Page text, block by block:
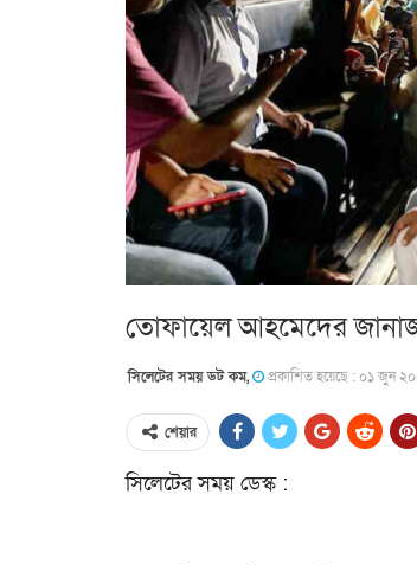
তোফায়েল আহমেদের
সিলেটের সময় ডট কম, প্রকাশিত হয়েছে : ০১ জুন
শেয়ার
সিলেটের সময় ডেস্ক :